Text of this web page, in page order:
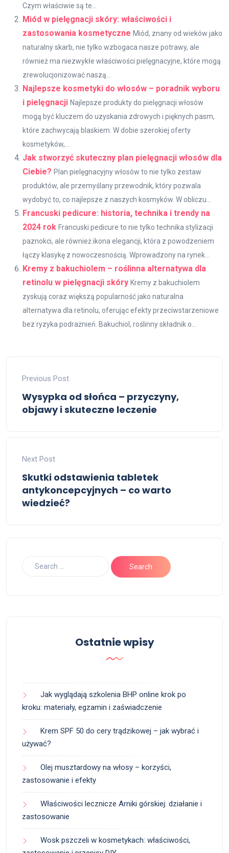
Czym właściwie są te...
Miód w pielęgnacji skóry: właściwości i
zastosowania kosmetyczne Miód, znany od wieków jako
naturalny skarb, nie tylko wzbogaca nasze potrawy, ale
również ma niezwykłe właściwości pielęgnacyjne, które mogą
zrewolucjonizować naszą...
Najlepsze kosmetyki do włosów – poradnik wyboru
i pielęgnacji Najlepsze produkty do pielęgnacji włosów
mogą być kluczem do uzyskania zdrowych i pięknych pasm,
które zachwycają blaskiem. W dobie szerokiej oferty
kosmetyków,...
Jak stworzyć skuteczny plan pielęgnacji włosów dla
Ciebie? Plan pielęgnacyjny włosów to nie tylko zestaw
produktów, ale przemyślany przewodnik, który pozwala
wydobyć to, co najlepsze z naszych kosmyków. W obliczu...
Francuski pedicure: historia, technika i trendy na
2024 rok Francuski pedicure to nie tylko technika stylizacji
paznokci, ale również ikona elegancji, która z powodzeniem
łączy klasykę z nowoczesnością. Wprowadzony na rynek...
Kremy z bakuchiolem – roślinna alternatywa dla
retinolu w pielęgnacji skóry Kremy z bakuchiolem
zyskują coraz większą popularność jako naturalna
alternatywa dla retinolu, oferując efekty przeciwstarzeniowe
bez ryzyka podrażnień. Bakuchiol, roślinny składnik o...
Previous Post
Wysypka od słońca – przyczyny,
objawy i skuteczne leczenie
Next Post
Skutki odstawienia tabletek
antykoncepcyjnych – co warto
wiedzieć?
Ostatnie wpisy
Jak wyglądają szkolenia BHP online krok po
kroku: materiały, egzamin i zaświadczenie
Krem SPF 50 do cery trądzikowej – jak wybrać i
używać?
Olej musztardowy na włosy – korzyści,
zastosowanie i efekty
Właściwości lecznicze Arniki górskiej: działanie i
zastosowanie
Wosk pszczeli w kosmetykach: właściwości,